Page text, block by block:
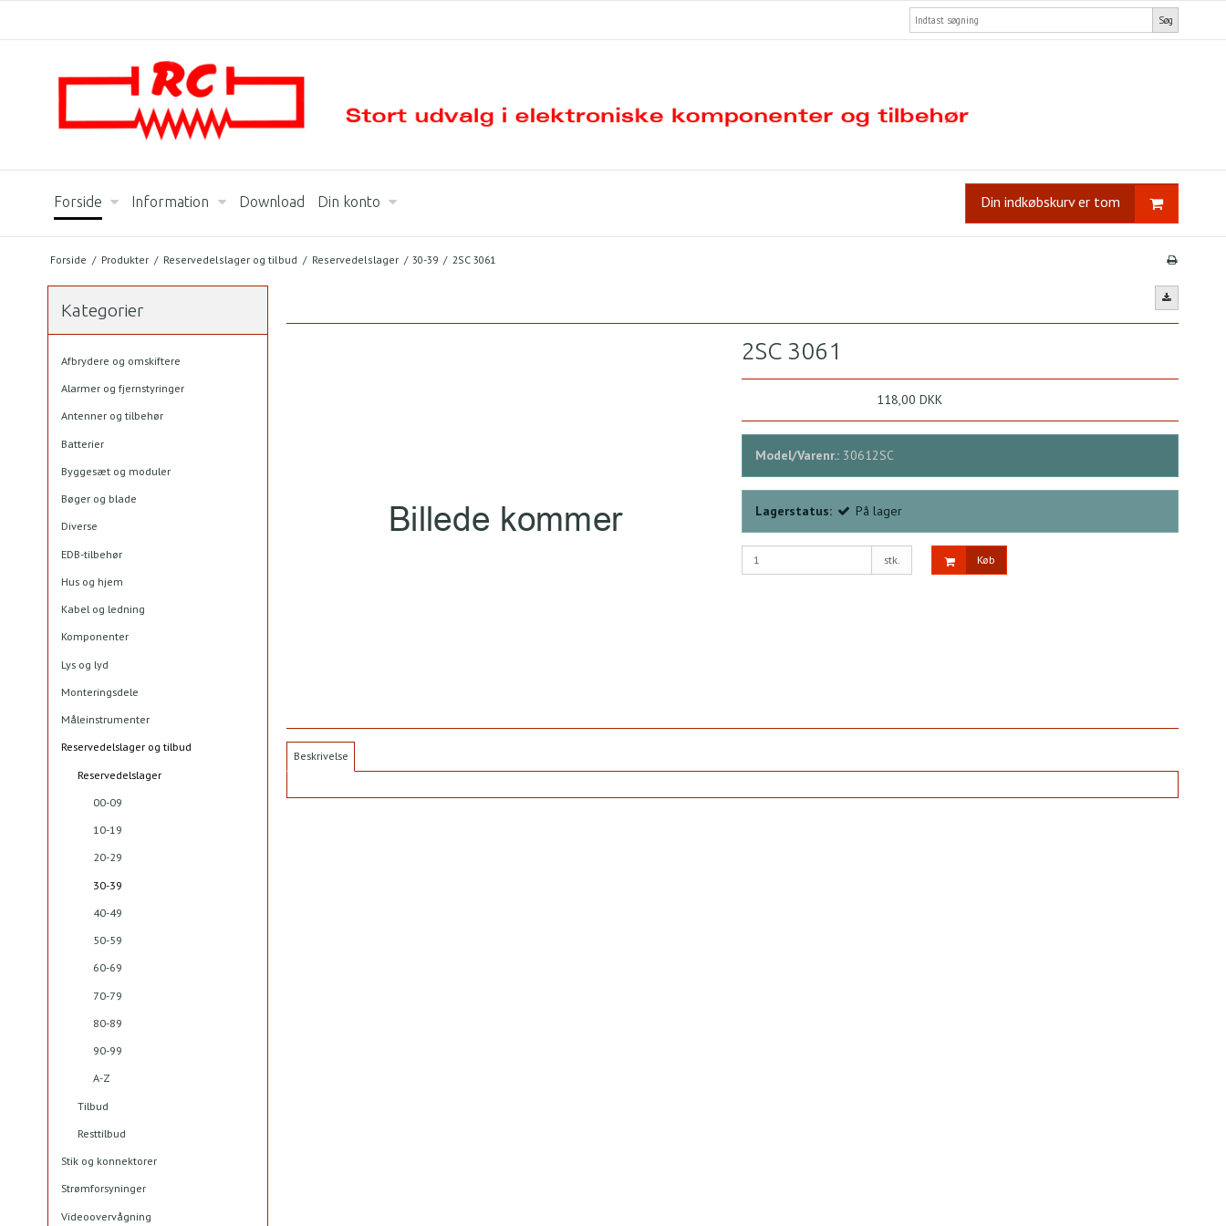
Søg
Forside Information Download Din konto Din indkøbskurv er tom
Forside / Produkter / Reservedelslager og tilbud / Reservedelslager / 30-39 / 2SC 3061
Kategorier
Afbrydere og omskiftere
Alarmer og fjernstyringer
Antenner og tilbehør
Batterier
Byggesæt og moduler
Bøger og blade
Diverse
EDB-tilbehør
Hus og hjem
Kabel og ledning
Komponenter
Lys og lyd
Monteringsdele
Måleinstrumenter
Reservedelslager og tilbud
Reservedelslager
00-09
10-19
20-29
30-39
40-49
50-59
60-69
70-79
80-89
90-99
A-Z
Tilbud
Resttilbud
Stik og konnektorer
Strømforsyninger
Videoovervågning
2SC 3061
118,00 DKK
Model/Varenr.: 30612SC
Lagerstatus: På lager
stk. Køb
Beskrivelse